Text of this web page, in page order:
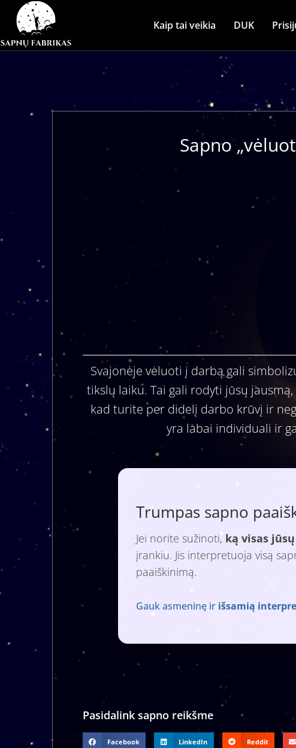
Kaip tai veikia DUK
Sapno
Svajonėje vėluoti į darbą gali
tikslų laiku. Tai gali rodyti jūsų
kad turite per didelį darbo krūvį ir
yra labai individuali ir
Trumpas sapno
Jei norite sužinoti, ką visas
įrankiu. Jis interpretuoja visą
paaiškinimą.
Gauk asmeninę ir išsamią
Pasidalink sapno reikšme
Facebook LinkedIn Reddit